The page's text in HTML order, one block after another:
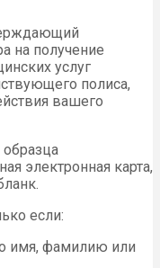
на получение
услуг
полиса,
вашего
электронная карта,
если:
имя, фамилию или